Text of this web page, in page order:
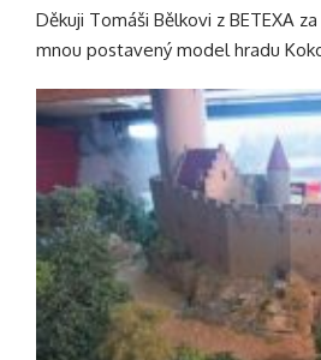
Děkuji Tomáši Bělkovi z BETEXA
mnou postavený model hradu